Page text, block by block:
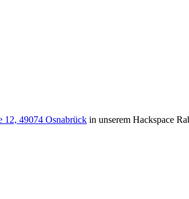
12, 49074 Osnabrück in unserem Hackspace